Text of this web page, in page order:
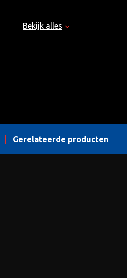
Leveringsomvang:
Bekijk alles
Gerelateerde producten